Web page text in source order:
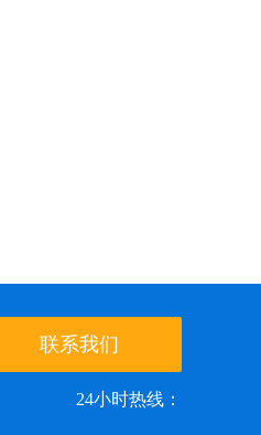
联系我们
24小时热线：